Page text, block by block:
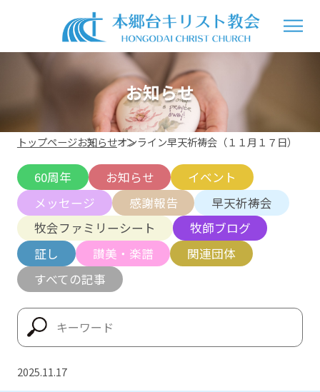
お知らせ
トップページお知らせオンライン早天祈祷会（１１月１７日）
60周年 お知らせ
イベント
メッセージ
感謝報告
早天祈祷会
牧会ファミリーシート
牧師ブログ
証し
讃美・楽譜
関連団体
すべての記事
2025.11.17